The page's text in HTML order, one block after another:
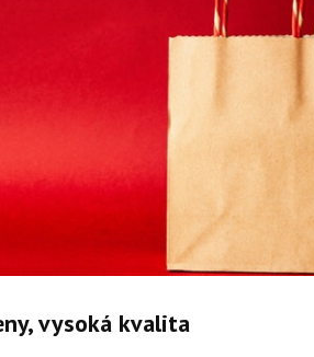
vysoká kvalita